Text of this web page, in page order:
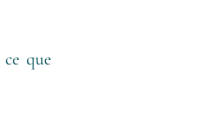
que